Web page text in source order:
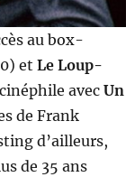
au box-
et Le Loup-
avec Un
de Frank
d’ailleurs,
de 35 ans